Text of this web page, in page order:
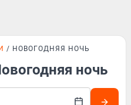
НОВОГОДНЯЯ НОЧЬ
ночь